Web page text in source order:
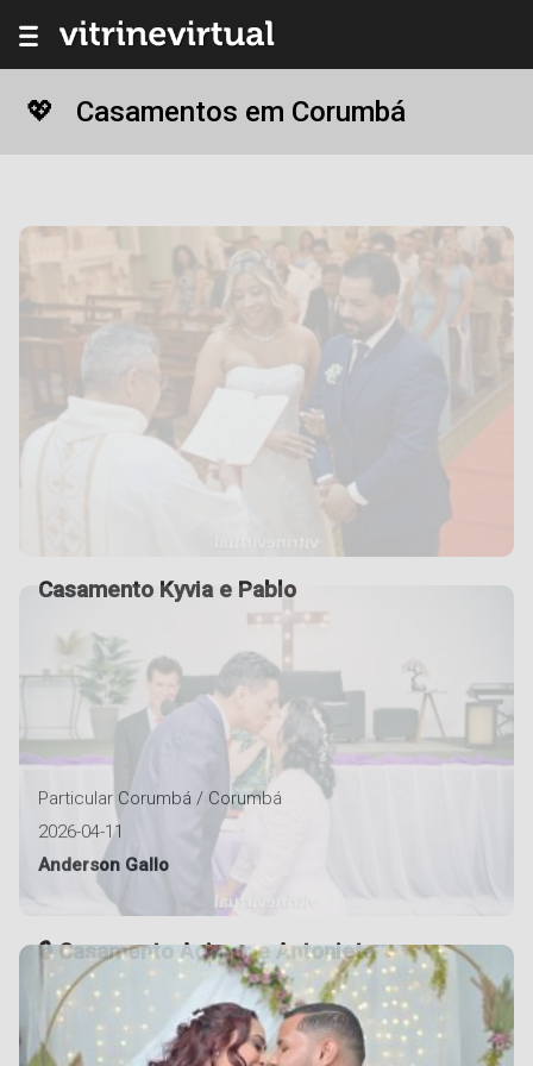
Casamentos em Corumbá
Casamento Kyvia e Pablo
Particular Corumbá / Corumbá
2026-04-11
Anderson Gallo
Casamento Acimar e Antonieta